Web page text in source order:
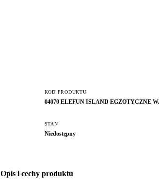
KOD PRODUKTU
04070 ELEFUN ISLAND EGZOTYCZNE
STAN
Niedostępny
Opis i cechy produktu